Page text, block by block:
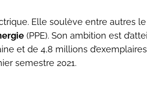
Elle soulève entre autres
(PPE). Son ambition est
et de 4,8 millions
semestre 2021.